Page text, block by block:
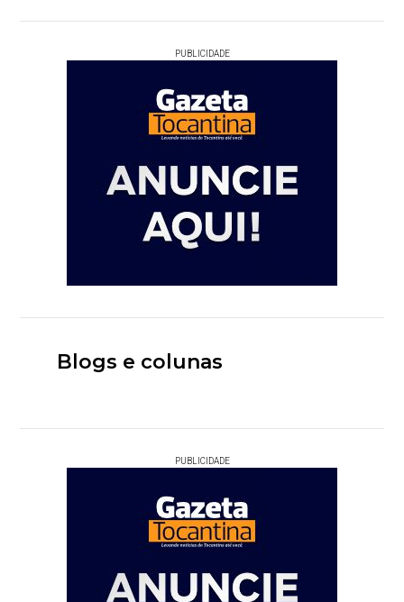
PUBLICIDADE
Blogs e colunas
PUBLICIDADE